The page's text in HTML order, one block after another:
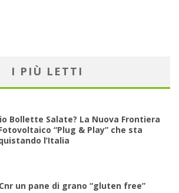
I PIÙ LETTI
Bollette Salate? La Nuova Frontiera
“Plug & Play” che sta
l’Italia
un pane di grano “gluten free”